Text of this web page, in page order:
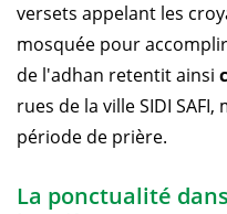
versets appelant les
mosquée pour
de l'adhan retentit ainsi
rues de la ville SIDI
période de prière.
La ponctualité